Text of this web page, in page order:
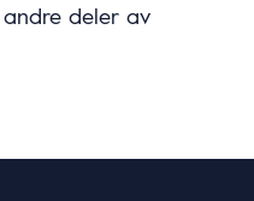
andre deler av